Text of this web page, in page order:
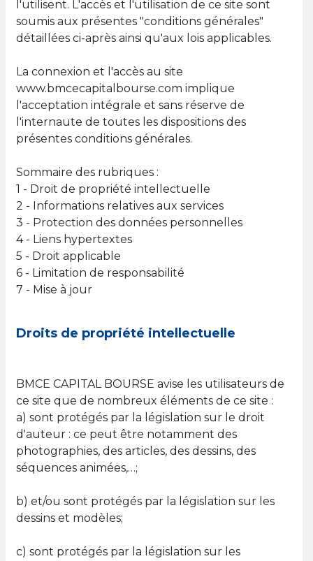
l'utilisent. L'accès et l'utilisation de ce site sont
soumis aux présentes "conditions générales"
détaillées ci-après ainsi qu'aux lois applicables.
La connexion et l'accès au site
www.bmcecapitalbourse.com implique
l'acceptation intégrale et sans réserve de
l'internaute de toutes les dispositions des
présentes conditions générales.
Sommaire des rubriques :
1 - Droit de propriété intellectuelle
2 - Informations relatives aux services
3 - Protection des données personnelles
4 - Liens hypertextes
5 - Droit applicable
6 - Limitation de responsabilité
7 - Mise à jour
Droits de propriété intellectuelle
BMCE CAPITAL BOURSE avise les utilisateurs de
ce site que de nombreux éléments de ce site :
a) sont protégés par la législation sur le droit
d'auteur : ce peut être notamment des
photographies, des articles, des dessins, des
séquences animées,…;
b) et/ou sont protégés par la législation sur les
dessins et modèles;
c) sont protégés par la législation sur les